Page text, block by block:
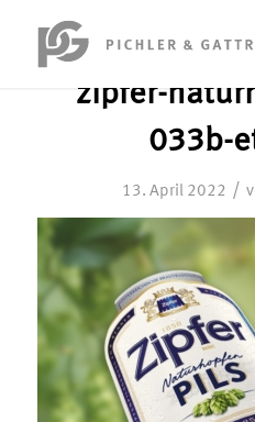
zipfer-
033b-
13. April 2022 /